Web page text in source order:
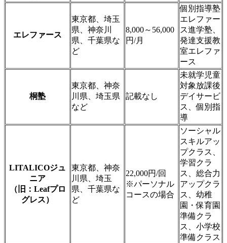
エレファース
東京都、埼玉
県、神奈川
県、千葉県な
ど
8,000～56,000
円/月
個別指導塾
エレファー
ス進学塾、
発達支援教
室エレファ
ース
桐塾
東京都、神奈
川県、埼玉県
など
記載なし
未就学児童
対象放課後
デイサービ
ス、個別指
導
LITALICOジュ
ニア
（旧：Leafプロ
グレス）
東京都、神奈
川県、埼玉
県、千葉県な
ど
22,000円/回
※パーソナル
コースの場合
ソーシャル
スキルアッ
プクラス、
学習クラ
ス、総合力
アップクラ
ス、幼稚
園・保育園
準備クラ
ス、小学校
準備クラス